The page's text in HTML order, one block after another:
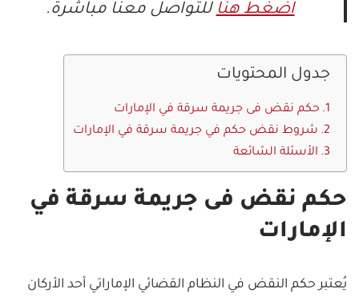
اضغط هناللتواصل معنا مباشرة.
جدول المحتويات
حكم نقض فى جريمة سرقة في الإمارات
شروط نقض حكم في جريمة سرقة في الإمارات
الأسئلة الشائعة
حكم نقض فى جريمة سرقة في
الإمارات
يُعتبر حكم النقض في النظام القضائي الإماراتي أحد الأركان